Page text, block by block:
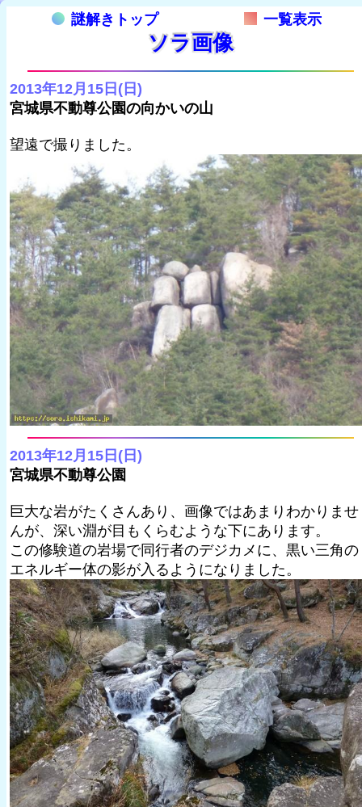
謎解きトップ 一覧表示
ソラ画像
2013年12月15日(日)
宮城県不動尊公園の向かいの山
望遠で撮りました。
2013年12月15日(日)
宮城県不動尊公園
巨大な岩がたくさんあり、画像ではあまりわかりませ
んが、深い淵が目もくらむような下にあります。
この修験道の岩場で同行者のデジカメに、黒い三角の
エネルギー体の影が入るようになりました。